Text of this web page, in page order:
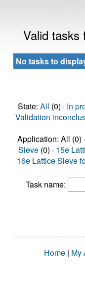
Valid tasks
No tasks to
State: All (0) · In
Validation
Application: All (0) ·
Sieve (0) · 15e
16e Lattice Sieve
Task name:
Home | My